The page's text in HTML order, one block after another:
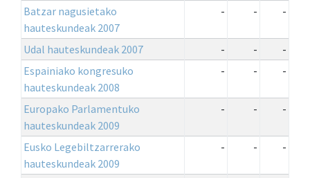
Batzar nagusietako
hauteskundeak 2007
- - -
Udal hauteskundeak 2007 - -
-
Espainiako kongresuko
hauteskundeak 2008
- - -
Europako Parlamentuko
hauteskundeak 2009
- - -
Eusko Legebiltzarrerako
hauteskundeak 2009
- - -